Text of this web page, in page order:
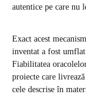
autentice pe care nu
Exact acest
inventat a fost
Fiabilitatea
proiecte care
cele descrise în